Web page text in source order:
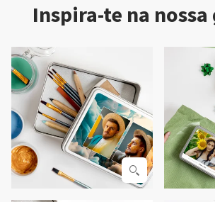
Inspira-te na